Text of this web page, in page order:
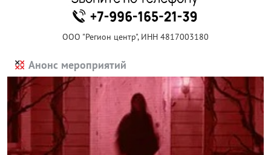
ООО "Регион центр", ИНН 4817003180
Анонс мероприятий